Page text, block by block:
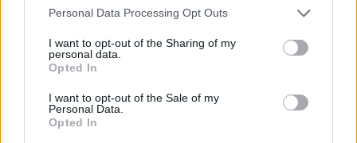
Personal Data Processing Opt Outs
I want to opt-out of the Sharing of my
personal data.
Opted In
I want to opt-out of the Sale of my
Personal Data.
Opted In
käytön – kieltoa tehostetaan
sakkorangaistuksella